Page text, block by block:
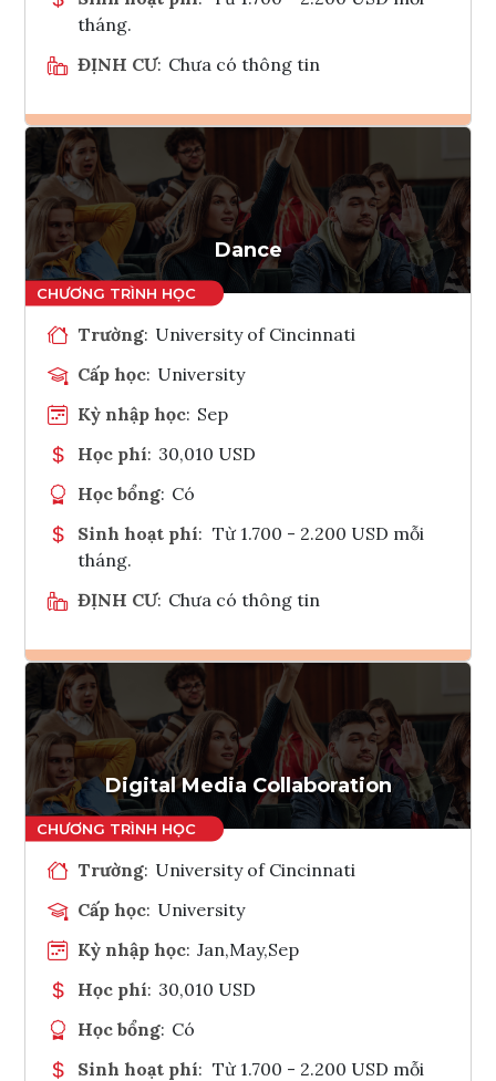
tháng.
ĐỊNH CƯ: Chưa có thông tin
Ghi danh
Tham vấn Interlink
Dance
Trường: University of Cincinnati
Cấp học: University
Kỳ nhập học: Sep
Học phí: 30,010 USD
Học bổng: Có
Sinh hoạt phí: Từ 1.700 - 2.200 USD mỗi
tháng.
ĐỊNH CƯ: Chưa có thông tin
Ghi danh
Tham vấn Interlink
Digital Media Collaboration
Trường: University of Cincinnati
Cấp học: University
Kỳ nhập học: Jan,May,Sep
Học phí: 30,010 USD
Học bổng: Có
Sinh hoạt phí: Từ 1.700 - 2.200 USD mỗi